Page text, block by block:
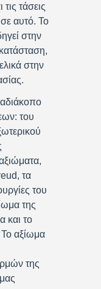
τάσεις
αυτό. Το
στην
στην
αδιάκοπο
του
τα
του
της
και το
Το αξίωμα
της